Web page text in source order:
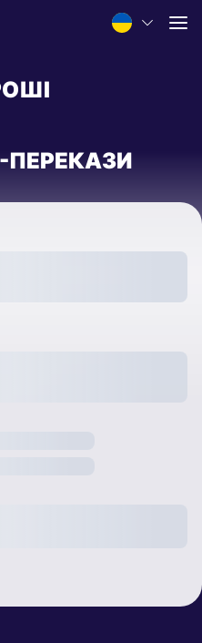
ПЕРЕКАЗИ